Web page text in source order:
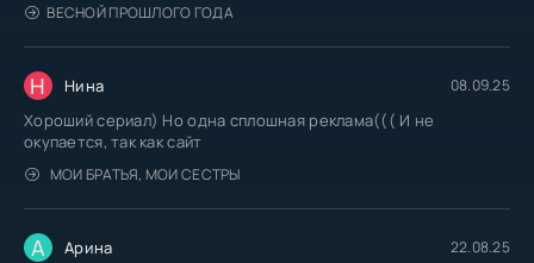
ВЕСНОЙ ПРОШЛОГО ГОДА
Н Нина 08.09.25
Хороший сериал) Но одна сплошная реклама((( И не
окупается, так как сайт
МОИ БРАТЬЯ, МОИ СЕСТРЫ
А Арина 22.08.25